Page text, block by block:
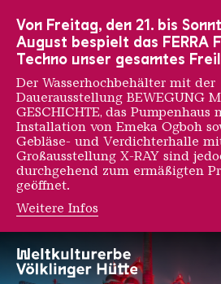
Gabriella
Von Freitag, den 21. bis
August bespielt das FERRA
Techno unser gesamtes
Der Wasserhochbehälter mit der
Dauerausstellung BEWEGUNG
GESCHICHTE, das Pumpenhaus
Installation von Emeka Ogboh
Gebläse- und Verdichterhalle
Großausstellung X-RAY sind
durchgehend zum ermäßigten
geöffnet.
Weitere Infos